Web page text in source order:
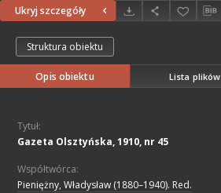
Ukryj szczegóły
Struktura obiektu
Opis obiektu Lista plików
Tytuł:
Gazeta Olsztyńska, 1910, nr 45
Współtwórca:
Pieniężny, Władysław (1880–1940). Red.